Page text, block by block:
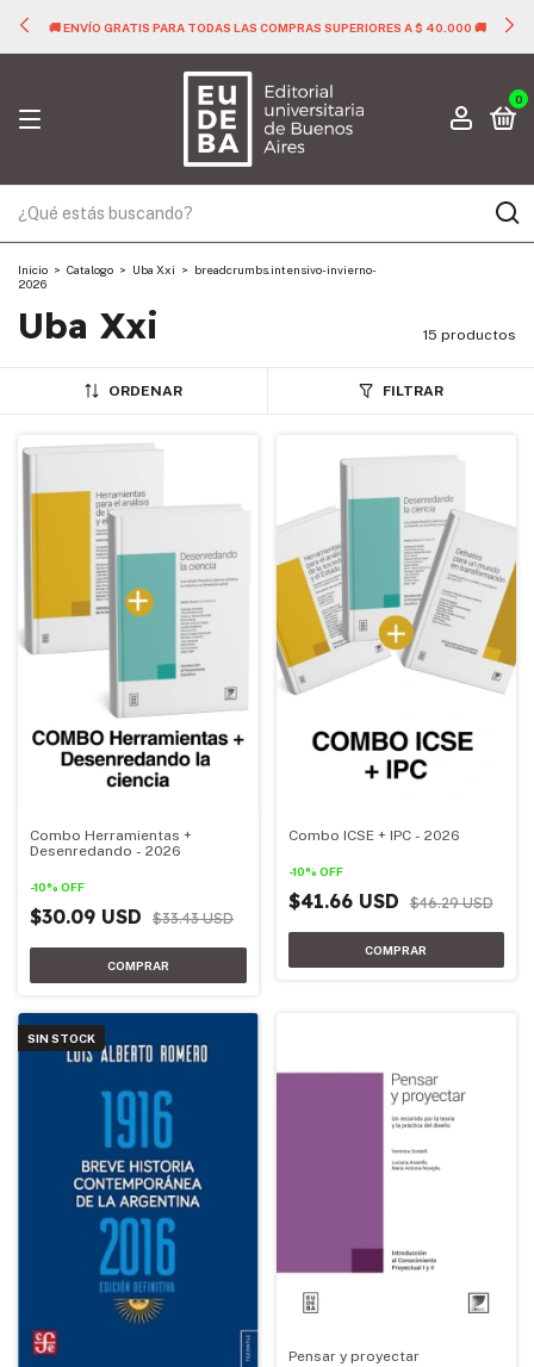
🚚 ENVÍO GRATIS PARA TODAS LAS COMPRAS SUPERIORES A $ 40.000 🚚
0
Inicio > Catalogo > Uba Xxi > breadcrumbs.intensivo-invierno-
2026
Uba Xxi 15 productos
ORDENAR FILTRAR
Combo Herramientas +
Desenredando - 2026
-10% OFF
$30.09 USD $33.43 USD
Combo ICSE + IPC - 2026
-10% OFF
$41.66 USD $46.29 USD
SIN STOCK
Pensar y proyectar